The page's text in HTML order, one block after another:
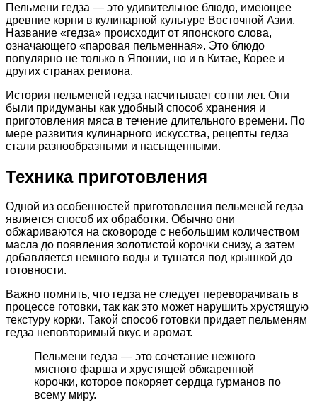
Пельмени гедза — это удивительное блюдо, имеющее
древние корни в кулинарной культуре Восточной Азии.
Название «гедза» происходит от японского слова,
означающего «паровая пельменная». Это блюдо
популярно не только в Японии, но и в Китае, Корее и
других странах региона.
История пельменей гедза насчитывает сотни лет. Они
были придуманы как удобный способ хранения и
приготовления мяса в течение длительного времени. По
мере развития кулинарного искусства, рецепты гедза
стали разнообразными и насыщенными.
Техника приготовления
Одной из особенностей приготовления пельменей гедза
является способ их обработки. Обычно они
обжариваются на сковороде с небольшим количеством
масла до появления золотистой корочки снизу, а затем
добавляется немного воды и тушатся под крышкой до
готовности.
Важно помнить, что гедза не следует переворачивать в
процессе готовки, так как это может нарушить хрустящую
текстуру корки. Такой способ готовки придает пельменям
гедза неповторимый вкус и аромат.
Пельмени гедза — это сочетание нежного
мясного фарша и хрустящей обжаренной
корочки, которое покоряет сердца гурманов по
всему миру.